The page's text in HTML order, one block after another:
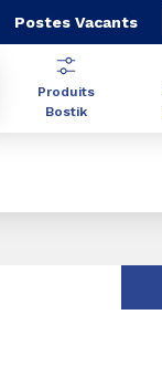
Postes Vacants
Produits
Bostik